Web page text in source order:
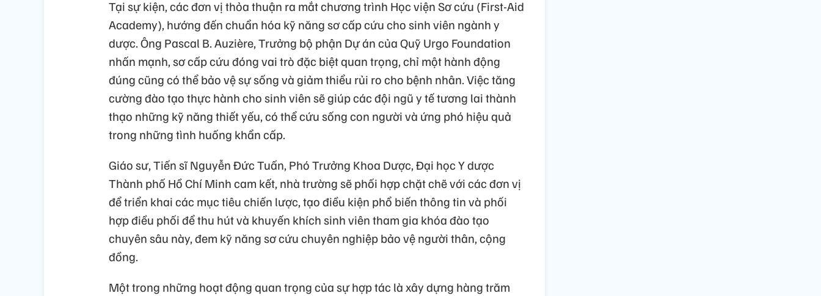
Tại sự kiện, các đơn vị thỏa thuận ra mắt chương trình Học viện Sơ cứu (First-Aid
Academy), hướng đến chuẩn hóa kỹ năng sơ cấp cứu cho sinh viên ngành y
dược. Ông Pascal B. Auzière, Trưởng bộ phận Dự án của Quỹ Urgo Foundation
nhấn mạnh, sơ cấp cứu đóng vai trò đặc biệt quan trọng, chỉ một hành động
đúng cũng có thể bảo vệ sự sống và giảm thiểu rủi ro cho bệnh nhân. Việc tăng
cường đào tạo thực hành cho sinh viên sẽ giúp các đội ngũ y tế tương lai thành
thạo những kỹ năng thiết yếu, có thể cứu sống con người và ứng phó hiệu quả
trong những tình huống khẩn cấp.
Giáo sư, Tiến sĩ Nguyễn Đức Tuấn, Phó Trưởng Khoa Dược, Đại học Y dược
Thành phố Hồ Chí Minh cam kết, nhà trường sẽ phối hợp chặt chẽ với các đơn vị
để triển khai các mục tiêu chiến lược, tạo điều kiện phổ biến thông tin và phối
hợp điều phối để thu hút và khuyến khích sinh viên tham gia khóa đào tạo
chuyên sâu này, đem kỹ năng sơ cứu chuyên nghiệp bảo vệ người thân, cộng
đồng.
Một trong những hoạt động quan trọng của sự hợp tác là xây dựng hàng trăm